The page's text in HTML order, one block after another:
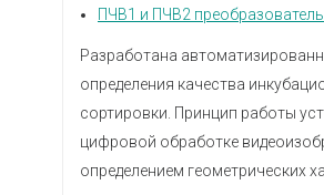
ПЧВ1 и ПЧВ2
Разработана
определения качества
сортировки. Принцип работы
цифровой обработке
определением геометрических